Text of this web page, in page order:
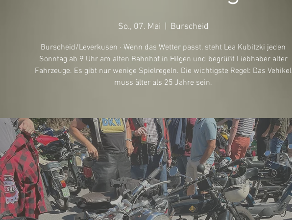
So., 07. Mai Burscheid
Burscheid/Leverkusen · Wenn das Wetter passt, steht Lea Kubitzki jeden
Sonntag ab 9 Uhr am alten Bahnhof in Hilgen und begrüßt Liebhaber alter
Fahrzeuge. Es gibt nur wenige Spielregeln. Die wichtigste Regel: Das Vehikel
muss älter als 25 Jahre sein.